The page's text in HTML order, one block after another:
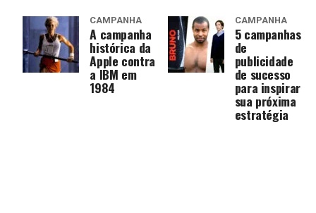
CAMPANHA
A campanha
histórica da
Apple contra
a IBM em
1984
CAMPANHA
5 campanhas
de
publicidade
de sucesso
para inspirar
sua próxima
estratégia